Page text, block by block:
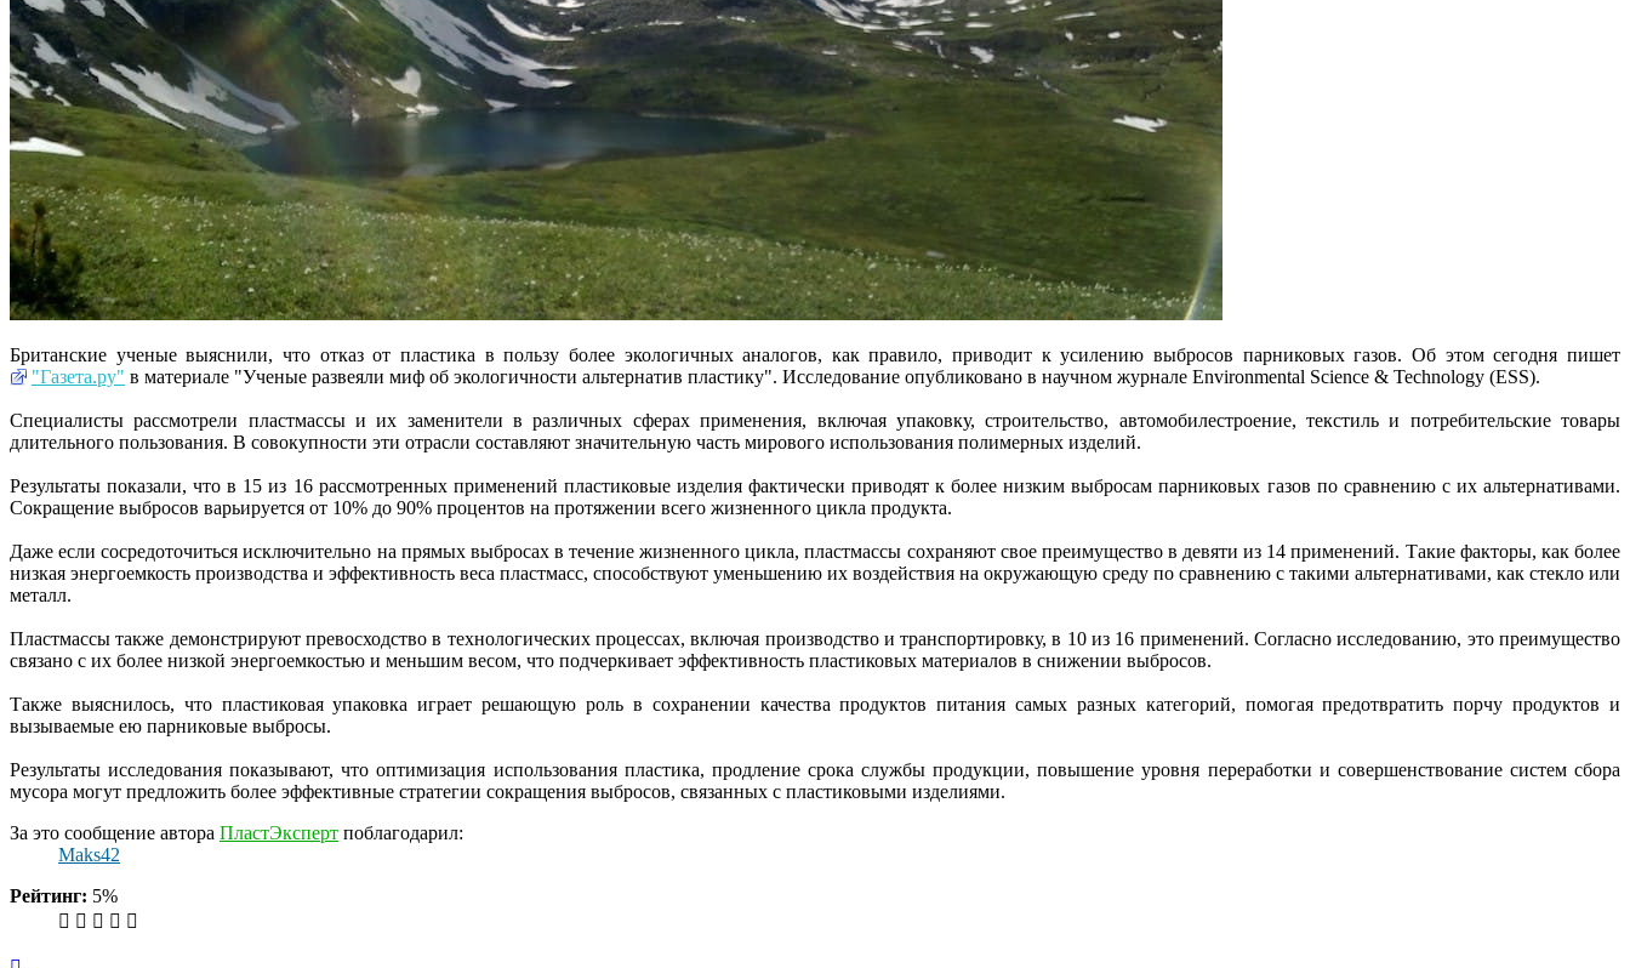
Британские ученые выяснили, что отказ от пластика в пользу более экологичных аналогов, как правило, приводит к усилению выбросов парниковых газов. Об этом сегодня пишет
"Газета.ру" в материале "Ученые развеяли миф об экологичности альтернатив пластику". Исследование опубликовано в научном журнале Environmental Science & Technology (ESS).
Специалисты рассмотрели пластмассы и их заменители в различных сферах применения, включая упаковку, строительство, автомобилестроение, текстиль и потребительские товары
длительного пользования. В совокупности эти отрасли составляют значительную часть мирового использования полимерных изделий.
Результаты показали, что в 15 из 16 рассмотренных применений пластиковые изделия фактически приводят к более низким выбросам парниковых газов по сравнению с их альтернативами.
Сокращение выбросов варьируется от 10% до 90% процентов на протяжении всего жизненного цикла продукта.
Даже если сосредоточиться исключительно на прямых выбросах в течение жизненного цикла, пластмассы сохраняют свое преимущество в девяти из 14 применений. Такие факторы, как более
низкая энергоемкость производства и эффективность веса пластмасс, способствуют уменьшению их воздействия на окружающую среду по сравнению с такими альтернативами, как стекло или
металл.
Пластмассы также демонстрируют превосходство в технологических процессах, включая производство и транспортировку, в 10 из 16 применений. Согласно исследованию, это преимущество
связано с их более низкой энергоемкостью и меньшим весом, что подчеркивает эффективность пластиковых материалов в снижении выбросов.
Также выяснилось, что пластиковая упаковка играет решающую роль в сохранении качества продуктов питания самых разных категорий, помогая предотвратить порчу продуктов и
вызываемые ею парниковые выбросы.
Результаты исследования показывают, что оптимизация использования пластика, продление срока службы продукции, повышение уровня переработки и совершенствование систем сбора
мусора могут предложить более эффективные стратегии сокращения выбросов, связанных с пластиковыми изделиями.
За это сообщение автора ПластЭксперт поблагодарил:
Maks42
Рейтинг: 5%